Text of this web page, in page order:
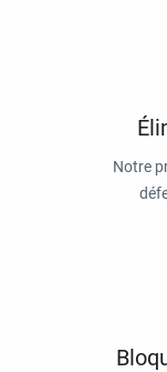
Notre